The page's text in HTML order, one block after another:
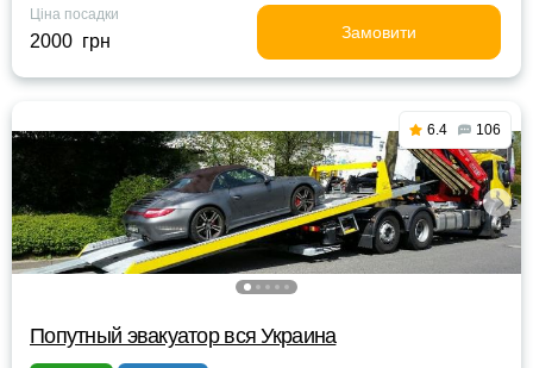
Ціна посадки
2000 грн Замовити
6.4 106
Попутный эвакуатор вся Украина